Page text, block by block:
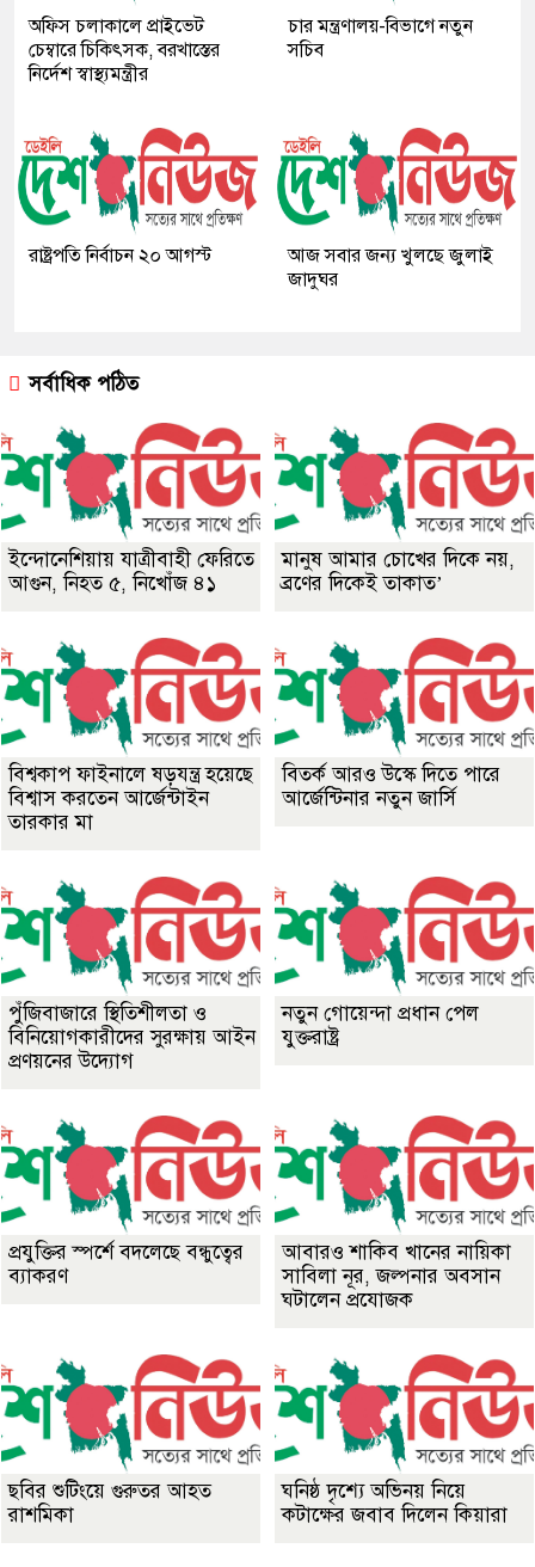
অফিস চলাকালে প্রাইভেট
চেম্বারে চিকিৎসক, বরখাস্তের
নির্দেশ স্বাস্থ্যমন্ত্রীর
চার মন্ত্রণালয়-বিভাগে নতুন
সচিব
রাষ্ট্রপতি নির্বাচন ২০ আগস্ট
আজ সবার জন্য খুলছে জুলাই
জাদুঘর
সর্বাধিক পঠিত
ইন্দোনেশিয়ায় যাত্রীবাহী ফেরিতে
আগুন, নিহত ৫, নিখোঁজ ৪১
মানুষ আমার চোখের দিকে নয়,
ব্রণের দিকেই তাকাত’
বিশ্বকাপ ফাইনালে ষড়যন্ত্র হয়েছে
বিশ্বাস করতেন আর্জেন্টাইন
তারকার মা
বিতর্ক আরও উস্কে দিতে পারে
আর্জেন্টিনার নতুন জার্সি
পুঁজিবাজারে স্থিতিশীলতা ও
বিনিয়োগকারীদের সুরক্ষায় আইন
প্রণয়নের উদ্যোগ
নতুন গোয়েন্দা প্রধান পেল
যুক্তরাষ্ট্র
প্রযুক্তির স্পর্শে বদলেছে বন্ধুত্বের
ব্যাকরণ
আবারও শাকিব খানের নায়িকা
সাবিলা নূর, জল্পনার অবসান
ঘটালেন প্রযোজক
ছবির শুটিংয়ে গুরুতর আহত
রাশমিকা
ঘনিষ্ঠ দৃশ্যে অভিনয় নিয়ে
কটাক্ষের জবাব দিলেন কিয়ারা